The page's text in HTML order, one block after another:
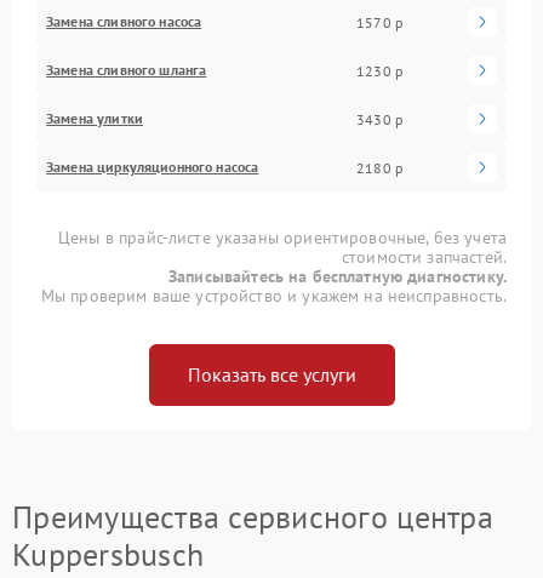
Замена сливного насоса 1570 р
Замена сливного шланга 1230 р
Замена улитки 3430 р
Замена циркуляционного насоса 2180 р
Цены в прайс-листе указаны ориентировочные, без учета
стоимости запчастей.
Записывайтесь на бесплатную диагностику.
Мы проверим ваше устройство и укажем на неисправность.
Показать все услуги
Преимущества сервисного центра
Kuppersbusch